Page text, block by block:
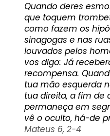
Quando deres
que toquem
como fazem os
sinagogas e nas
louvados pelos
vos digo: Já
recompensa.
tua mão esquerda
tua direita, a fim de
permaneça em
vê o oculto, há-de
Mateus 6, 2-4